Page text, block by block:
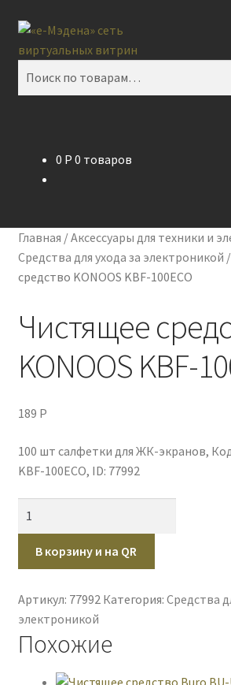
Перейти
к
Перейти
к
Поиск
Корзина
О проекте eMedena.ru
Оплата через платежный шлюз от
Оформление заказа
Политика конфиденциальности
Публичная оферта
Пустая
0 P 0 товаров
Главная /Аксессуары для техники и
Средства для ухода за электроникой /
средство KONOOS KBF-100ECO
Чистящее
KONOOS KBF-
189 P
100 шт салфетки для ЖК-экранов,
KBF-100ECO, ID: 77992
Чистящее
средство
KBF-
100ECO
В корзину и на QR
Артикул: 77992 Категория: Средства
электроникой
Похожие